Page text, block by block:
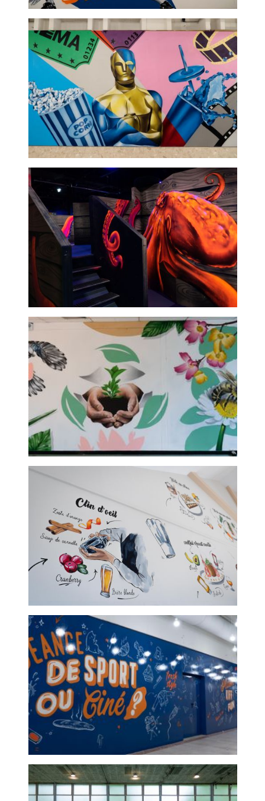
Basic fit - graffeur
professionnel
Cinéma - fresque murale
Laserworld - graffeur paris
Collège santos dumont -
graffeur
Lycée hôtelier - graffeur
Centre commercial boussy
saint antoine - graffeur
paris